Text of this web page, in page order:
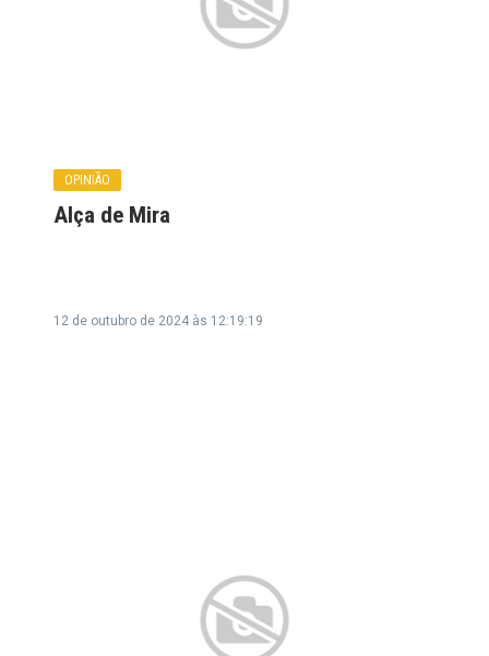
OPINIÃO
Alça de Mira
12 de outubro de 2024 às 12:19:19